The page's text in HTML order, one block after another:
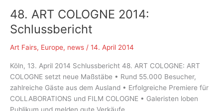
COLOGNE
2015:
Höchste
Qualität
allen
Angebotsbereichen
48. ART COLOGNE 2014:
Schlussbericht
Art Fairs, Europe, news / 14. April 2014
Köln, 13. April 2014 Schlussbericht 48. ART COLOGNE: ART
COLOGNE setzt neue Maßstäbe • Rund 55.000 Besucher,
zahlreiche Gäste aus dem Ausland • Erfolgreiche Premiere für
COLLABORATIONS und FILM COLOGNE • Galeristen loben